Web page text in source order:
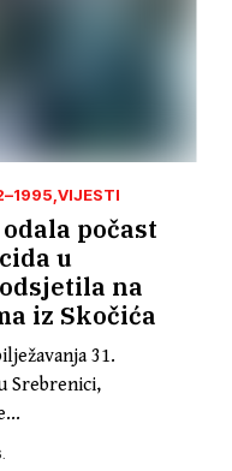
VIJESTI
počast
u
na
iz Skočića
31.
Srebrenici,